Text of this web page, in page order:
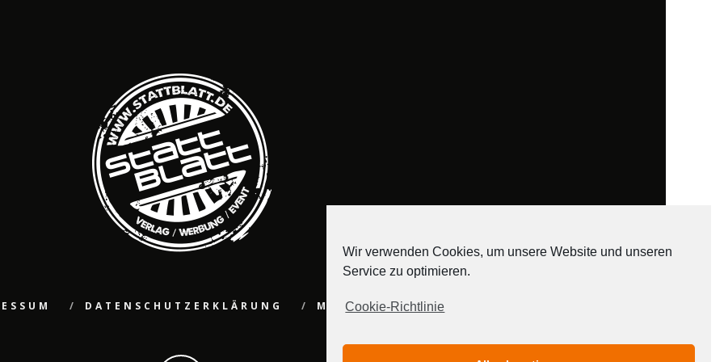
DATENSCHUTZERKLÄRUNG MEDIADATEN
Wir verwenden Cookies, um unsere Website und unseren
Service zu optimieren.
Cookie-Richtlinie